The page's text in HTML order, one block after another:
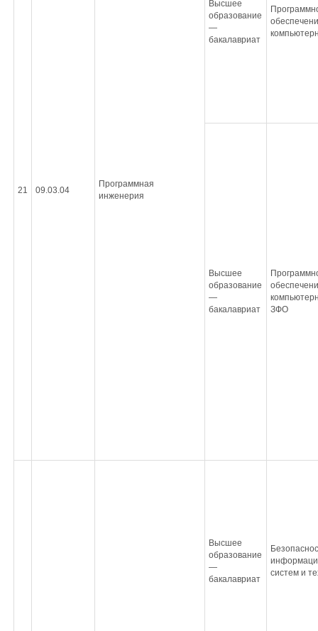
21 09.03.04
Программная
инженерия
Высшее
образование
—
бакалавриат
Высшее
образование
—
бакалавриат
ЗФО
Высшее
образование
—
бакалавриат
систем и